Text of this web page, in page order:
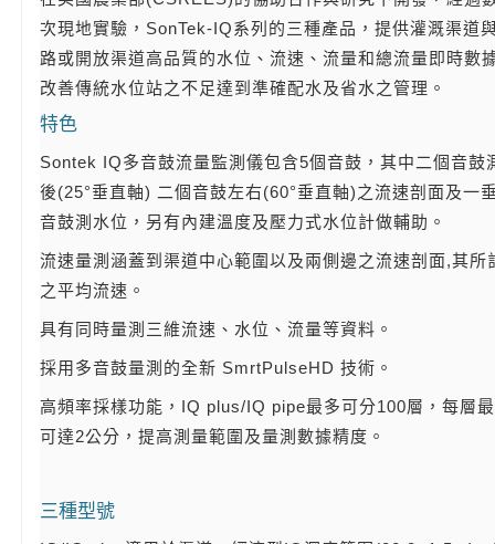
次現地實驗，SonTek-IQ系列的三種產品，提供灌溉渠道
路或開放渠道高品質的水位、流速、流量和總流量即時數
改善傳統水位站之不足達到準確配水及省水之管理。
特色
Sontek IQ多音鼓流量監測儀包含5個音鼓，其中二個音鼓
後(25°垂直軸) 二個音鼓左右(60°垂直軸)之流速剖面及一
音鼓測水位，另有內建溫度及壓力式水位計做輔助。
流速量測涵蓋到渠道中心範圍以及兩側邊之流速剖面,其所
之平均流速。
具有同時量測三維流速、水位、流量等資料。
採用多音鼓量測的全新 SmrtPulseHD 技術。
高頻率採樣功能，IQ plus/IQ pipe最多可分100層，每層
可達2公分，提高測量範圍及量測數據精度。
三種型號